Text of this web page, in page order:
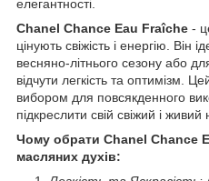
елегантності.
Chanel Chance Eau Fraîche -
цінують свіжість і енергію. Він
весняно-літнього сезону або
відчути легкість та оптимізм.
вибором для повсякденного
підкреслити свій свіжий і живий
Чому обрати Chanel Chance
масляних духів: